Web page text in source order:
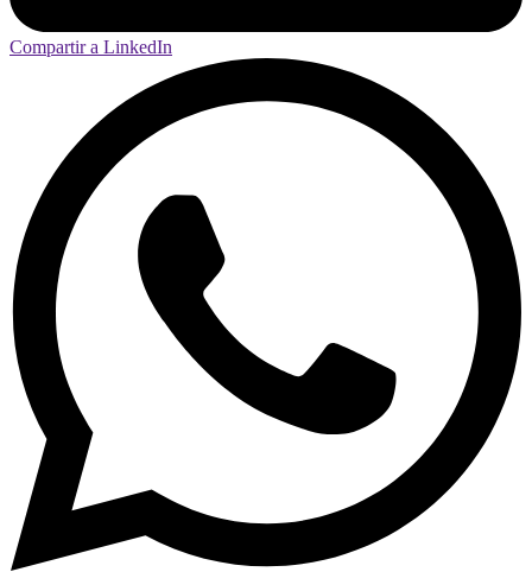
Compartir a LinkedIn